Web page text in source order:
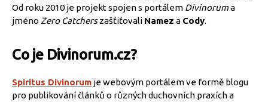
Od roku 2010 je projekt spojen s portálem Divinoruma
jméno Zero Catcherszašťiťovali Namez a Cody.
Co je Divinorum.cz?
Spiritus Divinorum je webovým portálem ve formě blogu
pro publikování článků o různých duchovních praxích a